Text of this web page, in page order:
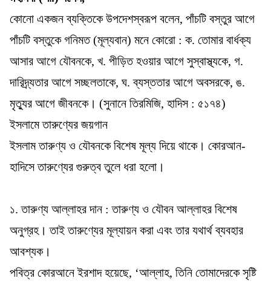
কোনো একজন ব্যক্তিকে উপদেশস্বরূপ বলেন, পাঁচটি বস্তুর আগে
পাঁচটি বস্তুকে গনিমত (মূল্যবান) মনে কোরো : ক. তোমার বার্ধক্য
আসার আগে যৌবনকে, খ. পীড়িত হওয়ার আগে সুস্বাস্থ্যকে, গ.
দারিদ্র্যতার আগে সচ্ছলতাকে, ঘ. ব্যস্ততার আগে অবসরকে, ঙ.
মৃত্যুর আগে জীবনকে। (সুনানে তিরমিজি, হাদিস : ৫১৭৪)
ইসলামে তারুণ্যের জয়গান
ইসলাম তারুণ্য ও যৌবনকে বিশেষ মূল্য দিয়ে থাকে। কোরআন-
হাদিসে তারুণ্যের গুরুত্ব তুলে ধরা হলো।
১. তারুণ্য আল্লাহর দান : তারুণ্য ও যৌবন আল্লাহর বিশেষ
অনুগ্রহ। তাই তারুণ্যের মূল্যায়ন করা এবং তার যথার্থ ব্যবহার
আবশ্যক।
পবিত্র কোরআনে ইরশাদ হয়েছে, ‘আল্লাহ, তিনি তোমাদেরকে সৃষ্টি